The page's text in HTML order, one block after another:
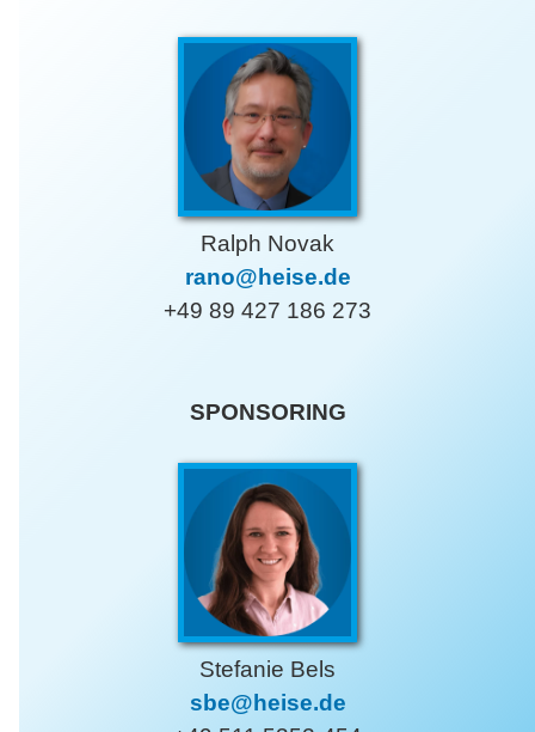
Ralph Novak
rano@heise.de
+49 89 427 186 273
SPONSORING
Stefanie Bels
sbe@heise.de